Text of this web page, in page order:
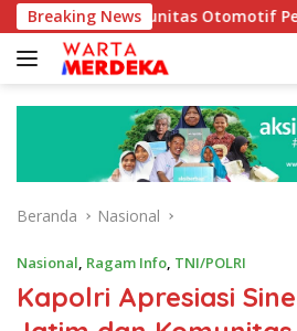
Langsung
ke
konten
Breaking NewsOtomotif Perkuat
Beranda Nasional
Nasional, Ragam Info, TNI/POLRI
Kapolri Apresiasi